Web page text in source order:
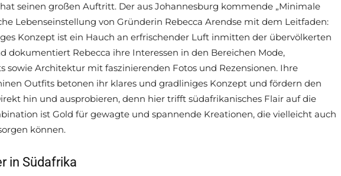
seinen großen Auftritt. Der aus Johannesburg kommende „Minimale
Lebenseinstellung von Gründerin Rebecca Arendse mit dem Leitfaden:
Konzept ist ein Hauch an erfrischender Luft inmitten der übervölkerten
dokumentiert Rebecca ihre Interessen in den Bereichen Mode,
sowie Architektur mit faszinierenden Fotos und Rezensionen. Ihre
Outfits betonen ihr klares und gradliniges Konzept und fördern den
hin und ausprobieren, denn hier trifft südafrikanisches Flair auf die
ist Gold für gewagte und spannende Kreationen, die vielleicht auch
können.
in Südafrika